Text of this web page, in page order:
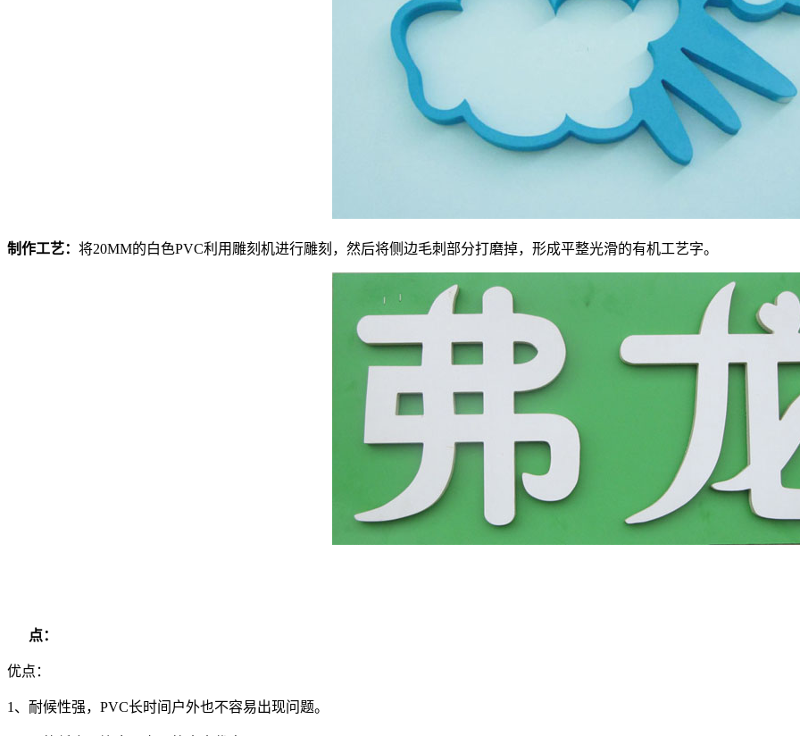
制作工艺： 将20MM的白色PVC利用雕刻机进行雕刻，然后将侧边毛刺部分打磨掉，形成平整光滑的有机工艺字。
点：
优点：
1、耐候性强，PVC长时间户外也不容易出现问题。